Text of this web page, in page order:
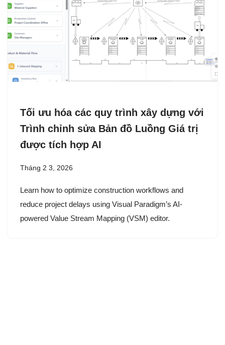
Tối ưu hóa các quy trình xây dựng với
Trình chỉnh sửa Bản đồ Luồng Giá trị
được tích hợp AI
Tháng 2 3, 2026
Learn how to optimize construction workflows and
reduce project delays using Visual Paradigm’s AI-
powered Value Stream Mapping (VSM) editor.